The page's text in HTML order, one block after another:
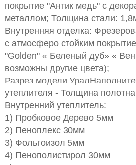
покрытие "Антик медь" с
металлом; Толщина стали:
Внутренняя отделка:
с атмосферо стойким
"Golden" « Беленый дуб» «
возможны другие цвета);
Разрез модели
утеплителя - Толщина
Внутренний утеплитель:
1) Пробковое Дерево 5мм
2) Пеноплекс 30мм
3) Фольгоизол 5мм
4) Пенополистирол 30мм